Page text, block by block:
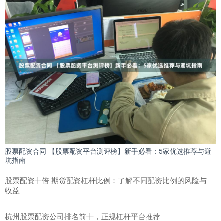
股票配资合同 【股票配资平台测评榜】新手必看：5家优选推荐与避
坑指南
股票配资十倍 期货配资杠杆比例：了解不同配资比例的风险与
收益
杭州股票配资公司排名前十，正规杠杆平台推荐